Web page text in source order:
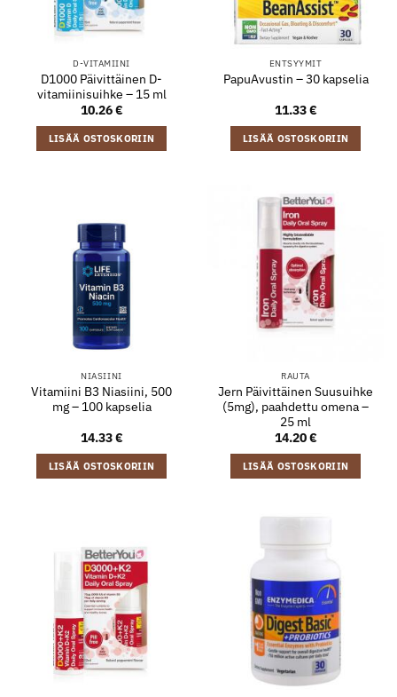
D-VITAMIINI
D1000 Päivittäinen D-
vitamiinisuihke – 15 ml
10.26€
LISÄÄ OSTOSKORIIN
ENTSYYMIT
PapuAvustin – 30 kapselia
11.33€
LISÄÄ OSTOSKORIIN
NIASIINI
Vitamiini B3 Niasiini, 500
mg – 100 kapselia
14.33€
LISÄÄ OSTOSKORIIN
RAUTA
Jern Päivittäinen Suusuihke
(5mg), paahdettu omena –
25 ml
14.20€
LISÄÄ OSTOSKORIIN